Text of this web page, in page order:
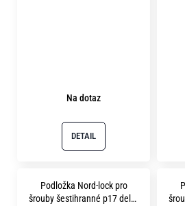
Na dotaz
DETAIL
Podložka Nord-lock pro
šrouby šestihranné p17 delta